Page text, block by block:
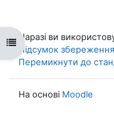
Відкритий покажчик
Наразі ви
Підсумок
Перемикнути до
На основі Moodle